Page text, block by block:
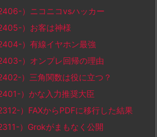
）ニコニコvsハッカー
）お客は神様
）有線イヤホン最強
）オンプレ回帰の理由
）三角関数は役に立つ？
）かな入力推奨大臣
）FAXからPDFに移行した結果
）Grokがまもなく公開